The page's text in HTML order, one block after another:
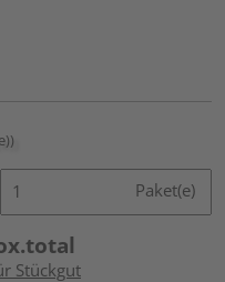
Paket(e)
Stückgut